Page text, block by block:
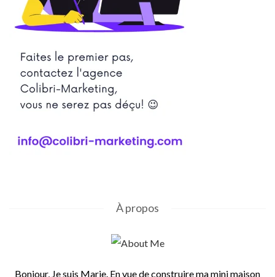
À propos
Bonjour, Je suis Marie. En vue de construire ma mini maison